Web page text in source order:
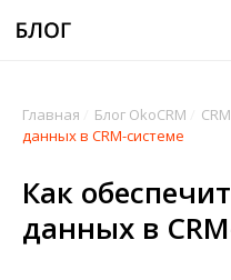
Главная Блог OkoCRM CRM
данных в CRM-системе
Как
данных в